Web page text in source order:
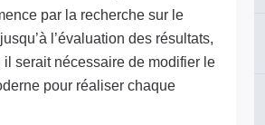
par la recherche sur le
l’évaluation des résultats,
il serait nécessaire de modifier le
pour réaliser chaque